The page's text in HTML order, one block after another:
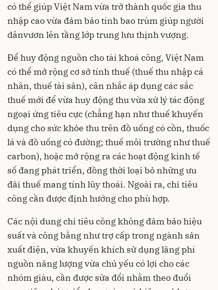
có thể giúp Việt Nam vừa trở thành quốc gia thu
nhập cao vừa đảm bảo tính bao trùm giúp người
dânvươn lên tầng lớp trung lưu thịnh vượng.
Để huy động nguồn cho tài khoá công, Việt Nam
có thể mở rộng cơ sở tính thuế (thuế thu nhập cá
nhân, thuế tài sản), cân nhắc áp dụng các sắc
thuế mới để vừa huy động thu vừa xử lý tác động
ngoại ứng tiêu cực (chẳng hạn như thuế khuyến
dụng cho sức khỏe thu trên đồ uống có cồn, thuốc
lá và đồ uống có đường; thuế môi trường như thuế
carbon), hoặc mở rộng ra các hoạt động kinh tế
số đang phát triển, đồng thời loại bỏ những ưu
đãi thuế mang tính lũy thoái. Ngoài ra, chi tiêu
công cần được định hướng cho phù hợp.
Các nội dung chi tiêu công không đảm bảo hiệu
suất và công bằng như trợ cấp trong ngành sản
xuất điện, vừa khuyến khích sử dụng lãng phí
nguồn năng lượng vừa chủ yếu có lợi cho các
nhóm giàu, cần được sửa đổi nhằm theo đuổi